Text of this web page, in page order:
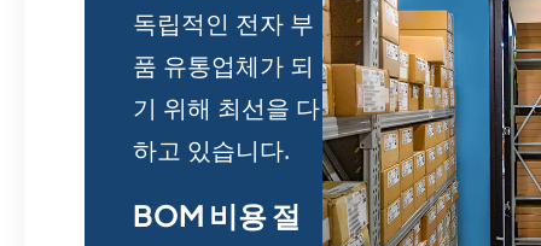
독립적인 전자 부
품 유통업체가 되
기 위해 최선을 다
하고 있습니다.
BOM 비용 절